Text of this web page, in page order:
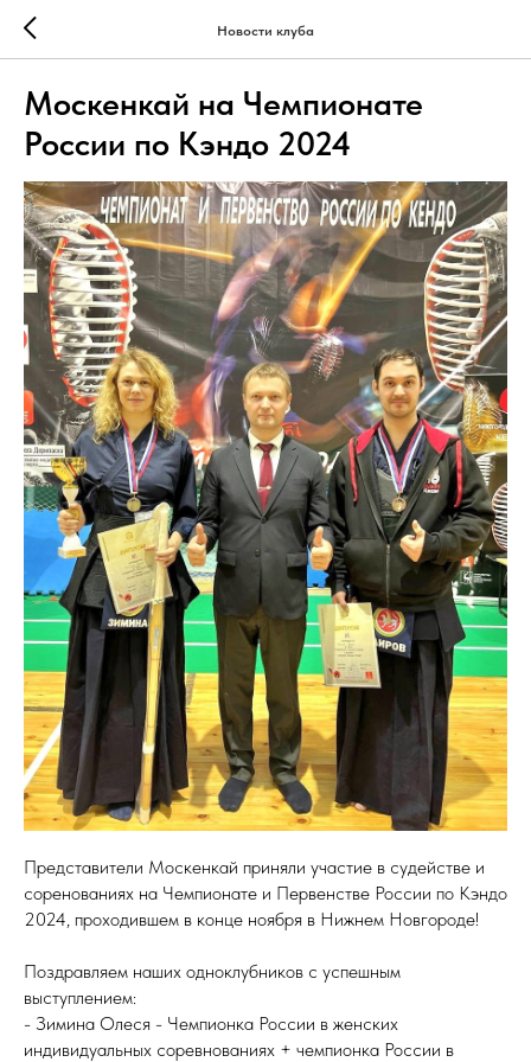
Новости клуба
Москенкай на Чемпионате
России по Кэндо 2024
Представители Москенкай приняли участие в судействе и
соренованиях на Чемпионате и Первенстве России по Кэндо
2024, проходившем в конце ноября в Нижнем Новгороде!
Поздравляем наших одноклубников с успешным
выступлением:
- Зимина Олеся - Чемпионка России в женских
индивидуальных соревнованиях + чемпионка России в